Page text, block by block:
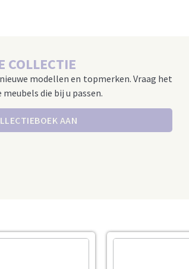
COLLECTIE
modellen en topmerken. Vraag het
die bij u passen.
AAN